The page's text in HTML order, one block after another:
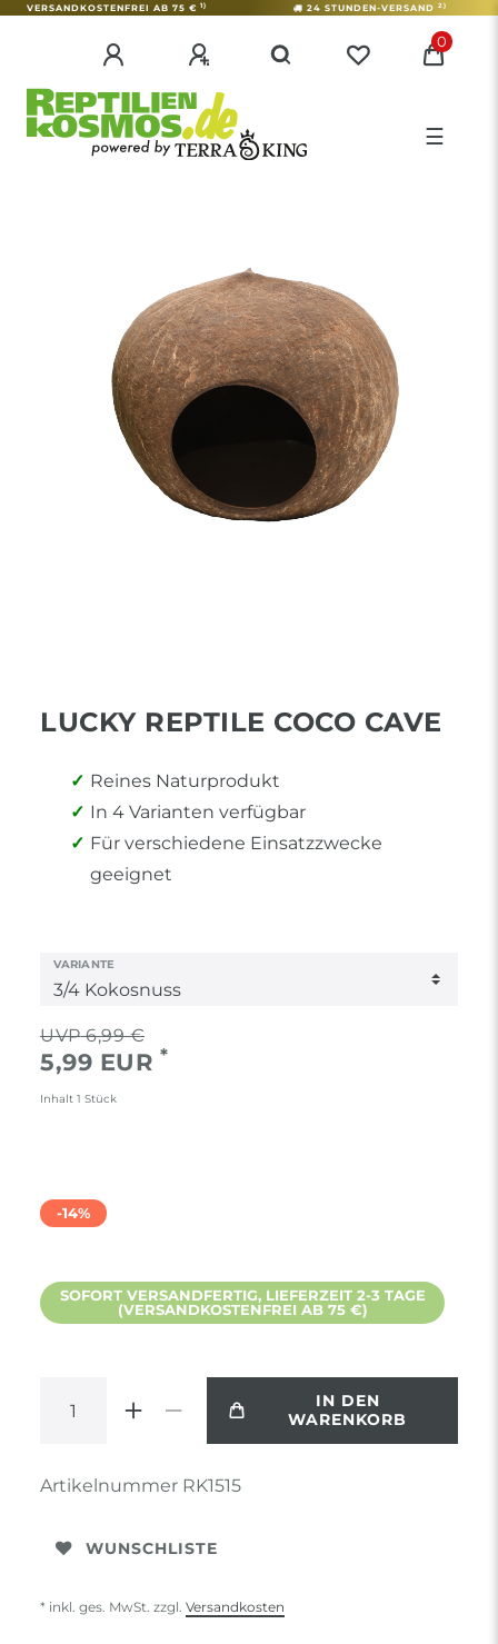
VERSANDKOSTENFREI AB 75 € 1) 24 STUNDEN-VERSAND 2)
0
☰
LUCKY REPTILE COCO CAVE
Reines Naturprodukt
In 4 Varianten verfügbar
Für verschiedene Einsatzzwecke
geeignet
VARIANTE
6,99 €
5,99 EUR *
Inhalt 1 Stück
-14%
SOFORT VERSANDFERTIG, LIEFERZEIT 2-3 TAGE
(VERSANDKOSTENFREI AB 75 €)
IN DEN
WARENKORB
Artikelnummer RK1515
WUNSCHLISTE
* inkl. ges. MwSt. zzgl. Versandkosten